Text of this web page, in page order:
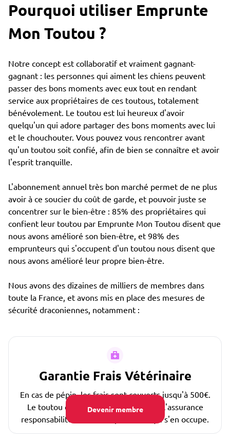
Devenir membre
Pourquoi utiliser Emprunte
Mon Toutou ?
Notre concept est collaboratif et vraiment gagnant-
gagnant : les personnes qui aiment les chiens peuvent
passer des bons moments avec eux tout en rendant
service aux propriétaires de ces toutous, totalement
bénévolement. Le toutou est lui heureux d'avoir
quelqu'un qui adore partager des bons moments avec lui
et le chouchouter. Vous pouvez vous rencontrer avant
qu'un toutou soit confié, afin de bien se connaître et avoir
l'esprit tranquille.
L'abonnement annuel très bon marché permet de ne plus
avoir à ce soucier du coût de garde, et pouvoir juste se
concentrer sur le bien-être : 85% des propriétaires qui
confient leur toutou par Emprunte Mon Toutou disent que
nous avons amélioré son bien-être, et 98% des
emprunteurs qui s'occupent d'un toutou nous disent que
nous avons amélioré leur propre bien-être.
Nous avons des dizaines de milliers de membres dans
toute la France, et avons mis en place des mesures de
sécurité draconiennes, notamment :
Garantie Frais Vétérinaire
En cas de pépin, les frais sont couverts jusqu'à 500€.
Le toutou est également couvert par l'assurance
responsabilité civile de la personne qui s'en occupe.